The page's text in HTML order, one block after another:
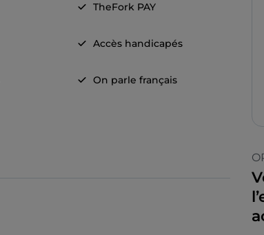
TheFork PAY
Accès handicapés
On parle français